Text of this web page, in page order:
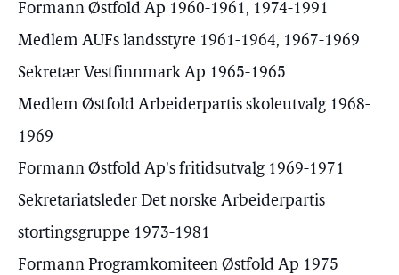
Formann Østfold Ap 1960-1961, 1974-1991
Medlem AUFs landsstyre 1961-1964, 1967-1969
Sekretær Vestfinnmark Ap 1965-1965
Medlem Østfold Arbeiderpartis skoleutvalg 1968-
1969
Formann Østfold Ap's fritidsutvalg 1969-1971
Sekretariatsleder Det norske Arbeiderpartis
stortingsgruppe 1973-1981
Formann Programkomiteen Østfold Ap 1975